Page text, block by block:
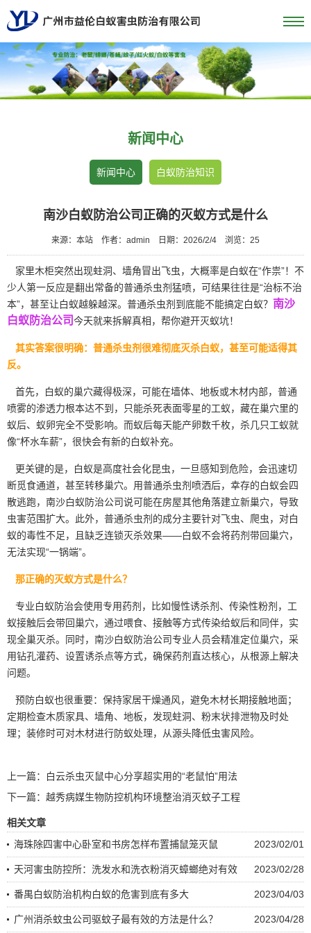
新闻中心
新闻中心 白蚁防治知识
南沙白蚁防治公司正确的灭蚁方式是什么
来源：本站 作者：admin 日期：2026/2/4 浏览： 25
家里木柜突然出现蛀洞、墙角冒出飞虫，大概率是白蚁在“作祟”！不
少人第一反应是翻出常备的普通杀虫剂猛喷，可结果往往是“治标不治
本”，甚至让白蚁越躲越深。普通杀虫剂到底能不能搞定白蚁？ 南沙
白蚁防治公司今天就来拆解真相，帮你避开灭蚁坑！
其实答案很明确：普通杀虫剂很难彻底灭杀白蚁，甚至可能适得其
反。
首先，白蚁的巢穴藏得极深，可能在墙体、地板或木材内部，普通
喷雾的渗透力根本达不到，只能杀死表面零星的工蚁，藏在巢穴里的
蚁后、蚁卵完全不受影响。而蚁后每天能产卵数千枚，杀几只工蚁就
像“杯水车薪”，很快会有新的白蚁补充。
更关键的是，白蚁是高度社会化昆虫，一旦感知到危险，会迅速切
断觅食通道，甚至转移巢穴。用普通杀虫剂喷洒后，幸存的白蚁会四
散逃跑，南沙白蚁防治公司说可能在房屋其他角落建立新巢穴，导致
虫害范围扩大。此外，普通杀虫剂的成分主要针对飞虫、爬虫，对白
蚁的毒性不足，且缺乏连锁灭杀效果——白蚁不会将药剂带回巢穴，
无法实现“一锅端”。
那正确的灭蚁方式是什么？
专业白蚁防治会使用专用药剂，比如慢性诱杀剂 、传染性粉剂，工
蚁接触后会带回巢穴，通过喂食、接触等方式传染给蚁后和同伴，实
现全巢灭杀。同时，南沙白蚁防治公司专业人员会精准定位巢穴，采
用钻孔灌药、设置诱杀点等方式，确保药剂直达核心，从根源上解决
问题。
预防白蚁也很重要：保持家居干燥通风，避免木材长期接触地面；
定期检查木质家具、墙角、地板，发现蛀洞、粉末状排泄物及时处
理；装修时可对木材进行防蚁处理，从源头降低虫害风险。
上一篇：
白云杀虫灭鼠中心分享超实用的“老鼠怕”用法
下一篇： 越秀病媒生物防控机构环境整治消灭蚊子工程
相关文章
2023/02/01
海珠除四害中心卧室和书房怎样布置捕鼠笼灭鼠
2023/02/28
天河害虫防控所：洗发水和洗衣粉消灭蟑螂绝对有效
2023/04/03
番禺白蚁防治机构白蚁的危害到底有多大
2023/04/28
广州消杀蚊虫公司驱蚊子最有效的方法是什么？